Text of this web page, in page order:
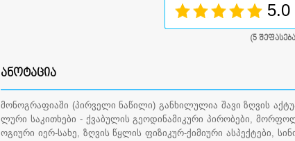
5.0
(5
ᲐᲜᲝᲢᲐᲪᲘᲐ
მონოგრაფიაში (პირველი ნაწილი) განხილულია შავი ზღვის
ლური საკითხები - ქვაბულის გეოდინამიკური პირობები,
ოგიური იერ-სახე, ზღვის წყლის ფიზიკურ-ქიმიური ასპექტები,